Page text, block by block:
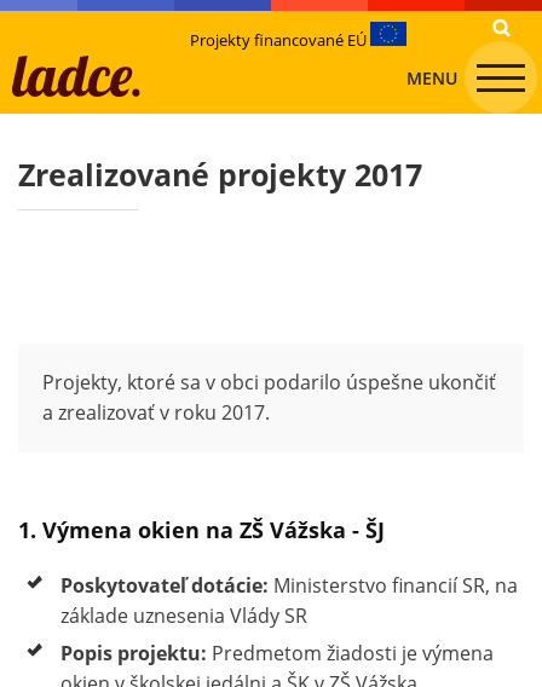
Projekty financované EÚ
MENU
Zrealizované projekty 2017
Projekty, ktoré sa v obci podarilo úspešne ukončiť
a zrealizovať v roku 2017.
1. Výmena okien na ZŠ Vážska - ŠJ
Poskytovateľ dotácie: Ministerstvo financií SR, na
základe uznesenia Vlády SR
Popis projektu: Predmetom žiadosti je výmena